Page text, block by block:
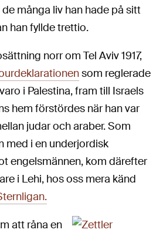
många liv han hade på sitt
han fyllde trettio.
norr om Tel Aviv 1917,
som reglerade
i Palestina, fram till Israels
hem förstördes när han var
judar och araber. Som
med i en underjordisk
engelsmännen, kom därefter
i Lehi, hos oss mera känd
att råna en